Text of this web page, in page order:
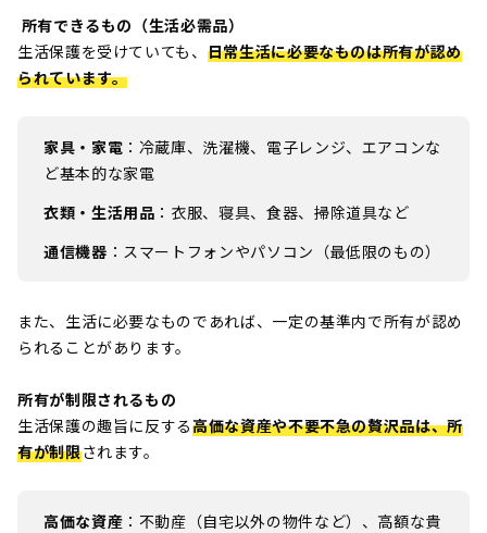
所有できるもの（生活必需品）
生活保護を受けていても、 日常生活に必要なものは所有が認め
られています。
家具・家電 ：冷蔵庫、洗濯機、電子レンジ、エアコンな
ど基本的な家電
衣類・生活用品 ：衣服、寝具、食器、掃除道具など
通信機器 ：スマートフォンやパソコン（最低限のもの）
また、生活に必要なものであれば、一定の基準内で所有が認め
られることがあります。
所有が制限されるもの
生活保護の趣旨に反する高価な資産や不要不急の贅沢品は、所
有が制限されます。
高価な資産 ：不動産（自宅以外の物件など）、高額な貴